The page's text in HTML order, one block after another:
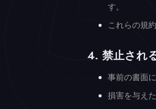
す。
これらの規
4. 禁止され
事前の書面
損害を与え